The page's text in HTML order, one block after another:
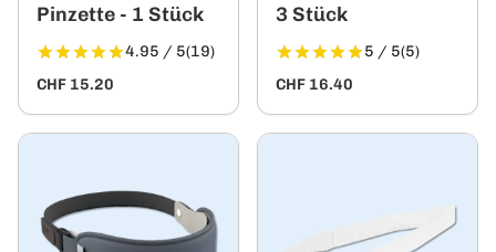
Pinzette - 1 Stück
4.95 / 5(19)
CHF 15.20
3 Stück
5 / 5(5)
CHF 16.40